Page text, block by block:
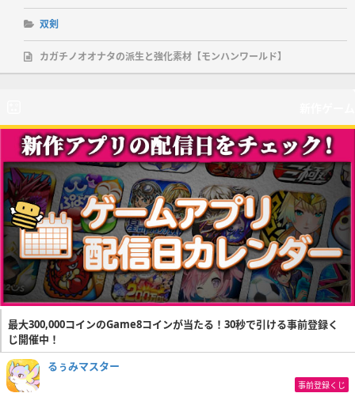
双剣
カガチノオオナタの派生と強化素材【モンハンワールド】
最大300,000コインのGame8コインが当たる！30秒で引ける事前登録く
じ開催中！
るぅみマスター
事前登録くじ